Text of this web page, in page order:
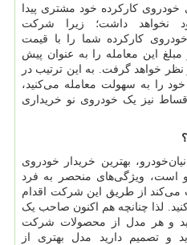
خودروی کارکرده خود مشتری پیدا
نخواهد داشت؛ زیرا شرکت
کارکرده شما را با قیمت
مبلغ این معامله را به عنوان پیش
خواهد گرفت. به این ترتیب در
را به سهولت معامله می‌کنید،
نیز یک خودروی نو خریداری
بهترین خریدار خودروی
است، ویژگی‌های منحصر به فرد
می‌کند از طریق این شرکت اقدام
لذا چنانچه هم اکنون صاحب یک
و هر مدل از محصولات شرکت
و تصمیم دارید مدل بهتری از